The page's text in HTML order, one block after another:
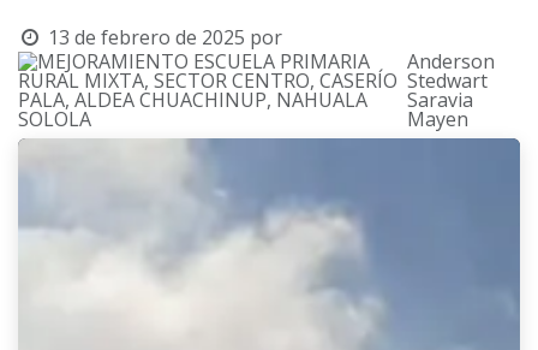
13 de febrero de 2025 por
Anderson
Stedwart
Saravia
Mayen